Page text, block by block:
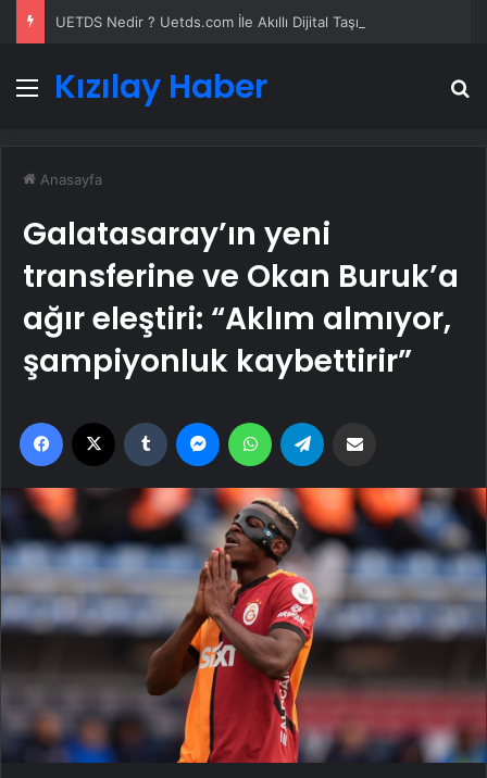
Menü
Kızılay Haber
Anasayfa
Galatasaray’ın yeni
transferine ve Okan Buruk’a
ağır eleştiri: “Aklım almıyor,
şampiyonluk kaybettirir”
Facebook Tumblr MessengerWhatsApp